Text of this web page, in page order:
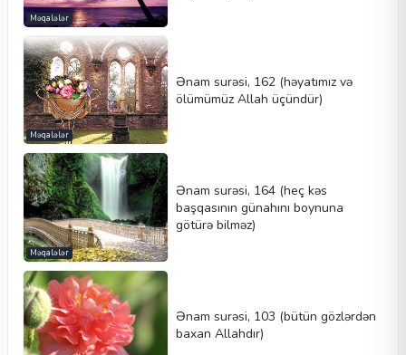
Məqalələr
Məqalələr
Ənam surəsi, 162 (həyatımız və
ölümümüz Allah üçündür)
Məqalələr
Ənam surəsi, 164 (heç kəs
başqasının günahını boynuna
götürə bilməz)
Ənam surəsi, 103 (bütün gözlərdən
baxan Allahdır)